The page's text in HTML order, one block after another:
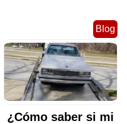
Blog
¿Cómo saber si mi